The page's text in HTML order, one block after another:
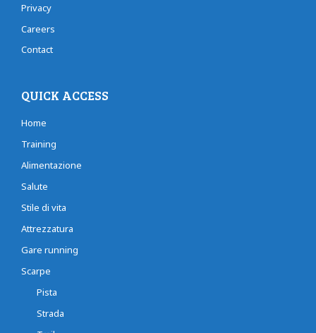
Privacy
Careers
Contact
QUICK ACCESS
Home
Training
Alimentazione
Salute
Stile di vita
Attrezzatura
Gare running
Scarpe
Pista
Strada